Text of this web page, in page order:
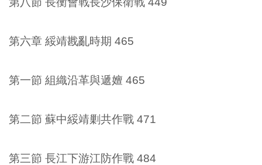
第六章 綏靖戡亂時期 465
第一節 組織沿革與遞嬗 465
第二節 蘇中綏靖剿共作戰 471
第三節 長江下游江防作戰 484